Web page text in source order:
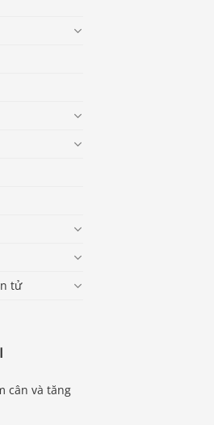
tử
cân và tăng